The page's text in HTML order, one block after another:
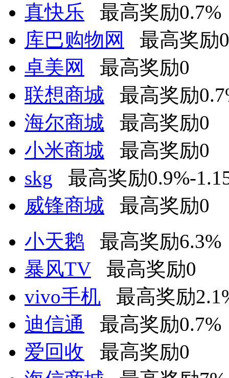
真快乐 最高奖励0.7%
库巴购物网
最高奖励0
卓美网
最高奖励0
联想商城 最高奖励
海尔商城 最高奖励0
小米商城 最高奖励0
skg 最高奖励0.9%-
威锋商城 最高奖励0
小天鹅 最高奖励6.3%
暴风TV 最高奖励0
vivo手机 最高奖励
迪信通
最高奖励0.7%
爱回收 最高奖励0